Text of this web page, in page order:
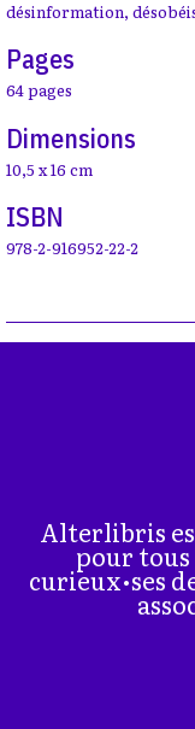
désinformation,
Pages
64 pages
Dimensions
10,5 x 16 cm
ISBN
978-2-916952-22-2
Alterlibris
pour
curieux•ses